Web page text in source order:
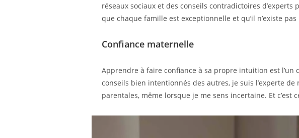
réseaux sociaux et des conseils contradictoires
que chaque famille est exceptionnelle et qu’il n’existe
Confiance maternelle
Apprendre à faire confiance à sa propre intuition est
conseils bien intentionnés des autres, je suis l’experte
parentales, même lorsque je me sens incertaine. Et c’est